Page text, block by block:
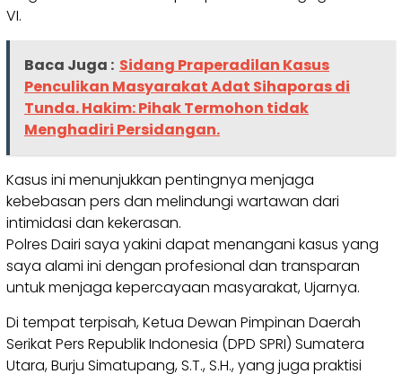
VI.
Baca Juga : Sidang Praperadilan Kasus
Penculikan Masyarakat Adat Sihaporas di
Tunda. Hakim: Pihak Termohon tidak
Menghadiri Persidangan.
Kasus ini menunjukkan pentingnya menjaga
kebebasan pers dan melindungi wartawan dari
intimidasi dan kekerasan.
Polres Dairi saya yakini dapat menangani kasus yang
saya alami ini dengan profesional dan transparan
untuk menjaga kepercayaan masyarakat, Ujarnya.
Di tempat terpisah, Ketua Dewan Pimpinan Daerah
Serikat Pers Republik Indonesia (DPD SPRI) Sumatera
Utara, Burju Simatupang, S.T., S.H., yang juga praktisi